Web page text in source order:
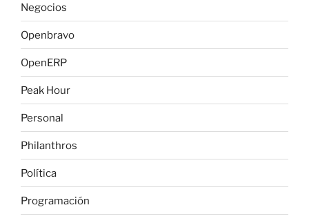
Negocios
Openbravo
OpenERP
Peak Hour
Personal
Philanthros
Política
Programación